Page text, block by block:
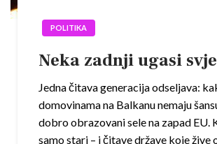
POLITIKA
Neka zadnji ugasi
Jedna čitava generacija odseljava:
domovinama na Balkanu nemaju
dobro obrazovani sele na zapad EU.
samo stari – i čitave države koje žive